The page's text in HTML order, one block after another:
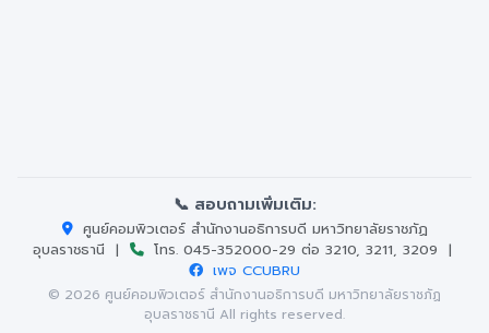
📞 สอบถามเพิ่มเติม:
ศูนย์คอมพิวเตอร์ สำนักงานอธิการบดี มหาวิทยาลัยราชภัฏ
อุบลราชธานี |
โทร. 045-352000-29 ต่อ 3210, 3211, 3209 |
เพจ CCUBRU
© 2026 ศูนย์คอมพิวเตอร์ สำนักงานอธิการบดี มหาวิทยาลัยราชภัฏ
อุบลราชธานี All rights reserved.